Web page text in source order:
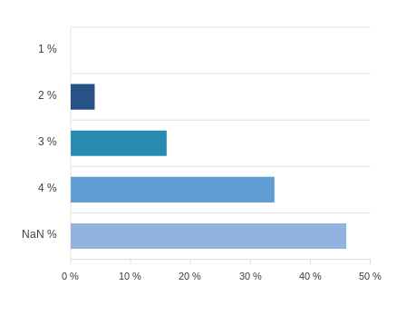
1 %
2 %
3 %
4 %
NaN %
50 %
40 %
30 %
20 %
10 %
0 %